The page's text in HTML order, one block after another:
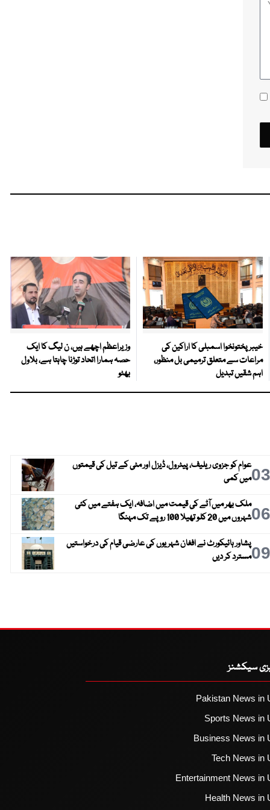
خیبرپختونخوا اسمبلی کا اراکین کی
مراعات سے متعلق ترمیمی بل منظور،
اہم شقیں تبدیل
وزیراعظم اچھے ہیں، ن لیگ کا ایک
حصہ ہمارا اتحاد توڑنا چاہتا ہے، بلاول
بھٹو
03عوام کو جزوی ریلیف، پیٹرول، ڈیزل اور مٹی کے تیل کی قیمتوں
میں کمی
06ملک بھر میں آٹے کی قیمت میں اضافہ، ایک ہفتے میں کئی
شہروں میں 20 کلو تھیلا 100 روپے تک مہنگا
09پشاور ہائیکورٹ نے افغان شہریوں کی عارضی قیام کی درخواستیں
مسترد کر دیں
سیکشنز
Pakistan News in
Sports News in
Business News in
Tech News in
Entertainment News in
Health News in